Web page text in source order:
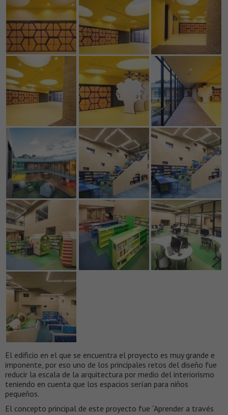
El edificio en el que se encuentra el proyecto es muy grande e
imponente, por eso uno de los principales retos del diseño fue
reducir la escala de la arquitectura por medio del interiorismo
teniendo en cuenta que los espacios serían para niños
pequeños.
El concepto principal de este proyecto fue “Aprender a través